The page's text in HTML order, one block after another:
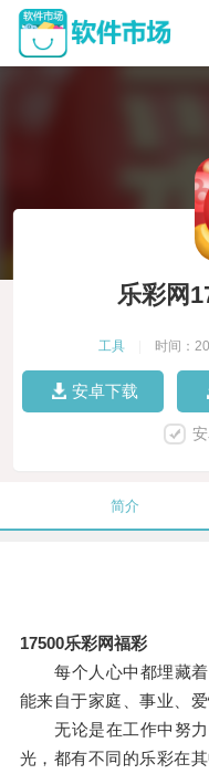
乐彩网
工具 时间：
安卓下载
简介
17500乐彩网福彩
每个人心中都埋藏着
能来自于家庭、事业、
无论是在工作中努力
光，都有不同的乐彩在其